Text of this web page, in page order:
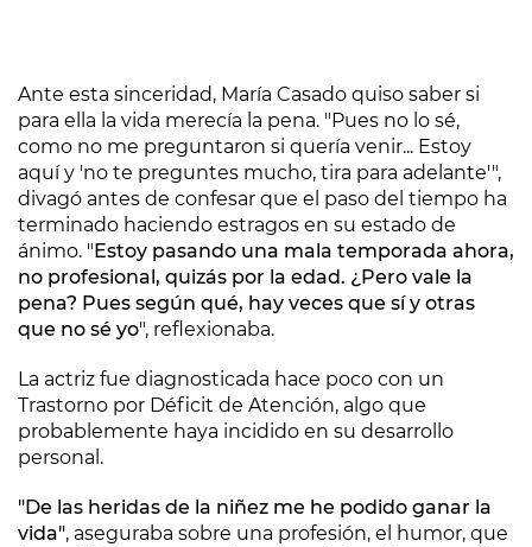
Ante esta sinceridad, María Casado quiso saber si
para ella la vida merecía la pena. "Pues no lo sé,
como no me preguntaron si quería venir... Estoy
aquí y 'no te preguntes mucho, tira para adelante'",
divagó antes de confesar que el paso del tiempo ha
terminado haciendo estragos en su estado de
ánimo. "Estoy pasando una mala temporada ahora,
no profesional, quizás por la edad. ¿Pero vale la
pena? Pues según qué, hay veces que sí y otras
que no sé yo", reflexionaba.
La actriz fue diagnosticada hace poco con un
Trastorno por Déficit de Atención, algo que
probablemente haya incidido en su desarrollo
personal.
"De las heridas de la niñez me he podido ganar la
vida", aseguraba sobre una profesión, el humor, que